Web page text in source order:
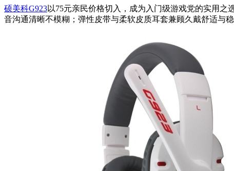
硕美科G923以75元亲民价格切入，成为入门级游戏党的实用之
音沟通清晰不模糊；弹性皮带与柔软皮质耳套兼顾久戴舒适与